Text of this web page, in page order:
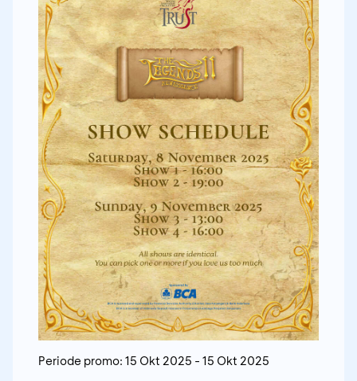
Periode promo: 15 Okt 2025 - 15 Okt 2025